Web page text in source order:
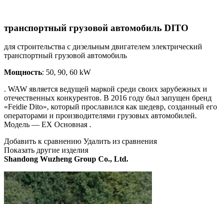
транспортный грузовой автомобиль DITO
для строительства с дизельным двигателем электрический
транспортный грузовой автомобиль
Мощность: 50, 90, 60 kW
. WAW является ведущей маркой среди своих зарубежных и
отечественных конкурентов. В 2016 году был запущен бренд
«Feidie Dito», который прославился как шедевр, созданный его
операторами и производителями грузовых автомобилей.
Модель — EX Основная .
Добавить к сравнению Удалить из сравнения
Показать другие изделия
Shandong Wuzheng Group Co., Ltd.